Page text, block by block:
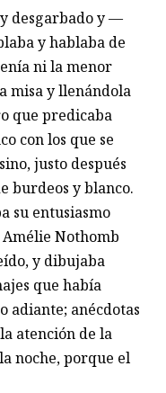
desgarbado y —
y hablaba de
ni la menor
misa y llenándola
que predicaba
con los que se
justo después
burdeos y blanco.
su entusiasmo
Nothomb
y dibujaba
que había
adiante; anécdotas
atención de la
noche, porque el